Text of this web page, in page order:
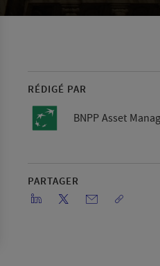
RÉDIGÉ PAR
BNPP Asset
PARTAGER